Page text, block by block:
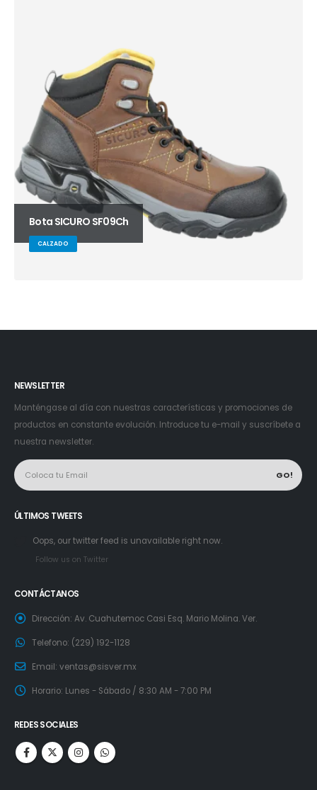
Bota SICURO SF09Ch
CALZADO
NEWSLETTER
Manténgase al día con nuestras características y promociones de
productos en constante evolución. Introduce tu e-mail y suscríbete a
nuestra newsletter.
ÚLTIMOS TWEETS
Oops, our twitter feed is unavailable right now.
Follow us on Twitter
CONTÁCTANOS
Dirección: Av. Cuahutemoc Casi Esq. Mario Molina. Ver.
Telefono: (229) 192-1128
Email: ventas@sisver.mx
Horario: Lunes - Sábado / 8:30 AM - 7:00 PM
REDES SOCIALES